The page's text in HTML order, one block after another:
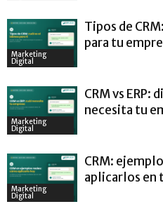
Marketing
Digital
Tipos de
para tu
Marketing
Digital
CRM vs ERP:
necesita tu
Marketing
Digital
CRM:
aplicarlos en